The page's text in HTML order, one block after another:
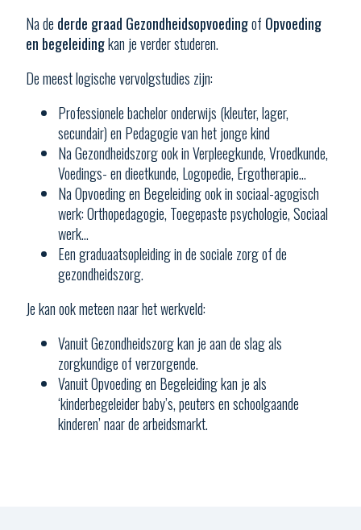
Na de derde graad Gezondheidsopvoedingof Opvoeding
en begeleidingkan je verder studeren.
De meest logische vervolgstudies zijn:
Professionele bachelor onderwijs (kleuter, lager,
secundair) en Pedagogie van het jonge kind
Na Gezondheidszorg ook in Verpleegkunde, Vroedkunde,
Voedings- en dieetkunde, Logopedie, Ergotherapie…
Na Opvoeding en Begeleiding ook in sociaal-agogisch
werk: Orthopedagogie, Toegepaste psychologie, Sociaal
werk…
Een graduaatsopleiding in de sociale zorg of de
gezondheidszorg.
Je kan ook meteen naar het werkveld:
Vanuit Gezondheidszorg kan je aan de slag als
zorgkundige of verzorgende.
Vanuit Opvoeding en Begeleiding kan je als
‘kinderbegeleider baby’s, peuters en schoolgaande
kinderen’ naar de arbeidsmarkt.